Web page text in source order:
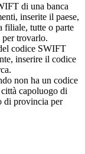
di una banca
inserite il paese,
filiale, tutte o parte
trovarlo.
codice SWIFT
inserire il codice
non ha un codice
capoluogo di
di provincia per